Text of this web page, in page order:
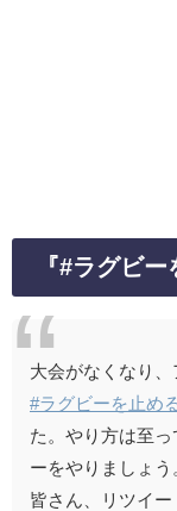
『#ラグビー
大会がなくなり
#ラグビーを止め
た。やり方は至
ーをやりましょう
皆さん、リツイー